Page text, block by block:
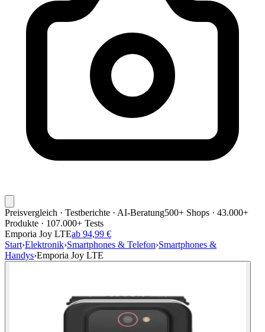
Preisvergleich · Testberichte · AI-Beratung500+ Shops · 43.000+
Produkte · 107.000+ Tests
Emporia Joy LTEab 94,99 €
Start›Elektronik›Smartphones & Telefon›Smartphones &
Handys›Emporia Joy LTE